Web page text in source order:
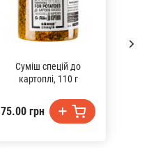
Суміш спецій до
картоплі, 110 г
75.00 грн